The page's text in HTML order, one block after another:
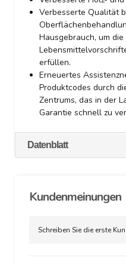
Verbesserte Qualität
Hausgebrauch, um
erfüllen.
Erneuertes
Produktcodes durch
Zentrums, das in der
Garantie schnell zu
Datenblatt
Kundenmeinungen
Schreiben Sie die erste